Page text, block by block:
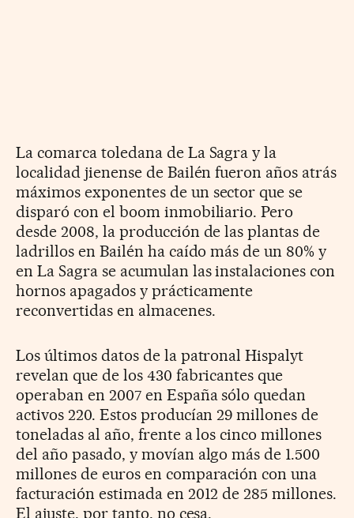
La comarca toledana de La Sagra y la
localidad jienense de Bailén fueron años atrás
máximos exponentes de un sector que se
disparó con el boom inmobiliario. Pero
desde 2008, la producción de las plantas de
ladrillos en Bailén ha caído más de un 80% y
en La Sagra se acumulan las instalaciones con
hornos apagados y prácticamente
reconvertidas en almacenes.
Los últimos datos de la patronal Hispalyt
revelan que de los 430 fabricantes que
operaban en 2007 en España sólo quedan
activos 220. Estos producían 29 millones de
toneladas al año, frente a los cinco millones
del año pasado, y movían algo más de 1.500
millones de euros en comparación con una
facturación estimada en 2012 de 285 millones.
El ajuste, por tanto, no cesa.